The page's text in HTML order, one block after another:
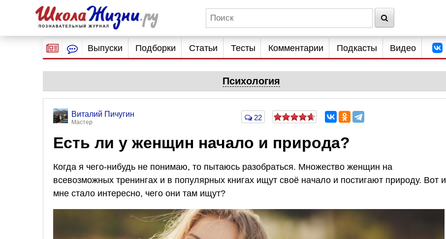
Выпуски Подборки Статьи Тесты Комментарии Подкасты Видео
Психология
Виталий Пичугин
Мастер
22
Есть ли у женщин начало и природа?
Когда я чего-нибудь не понимаю, то пытаюсь разобраться. Множество женщин на
всевозможных тренингах и в популярных книгах ищут своё начало и постигают природу. Вот и
мне стало интересно, чего они там ищут?